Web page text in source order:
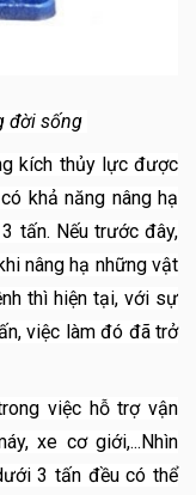
đời sống
kích thủy lực được
khả năng nâng hạ
tấn. Nếu trước đây,
nâng hạ những vật
thì hiện tại, với sự
việc làm đó đã trở
việc hỗ trợ vận
xe cơ giới,...Nhìn
3 tấn đều có thể